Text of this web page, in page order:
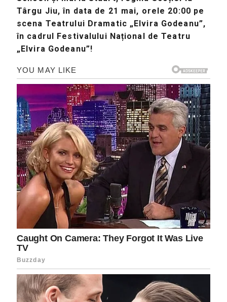
Târgu Jiu, în data de 21 mai, orele 20:00 pe
scena Teatrului Dramatic „Elvira Godeanu”,
în cadrul Festivalului Național de Teatru
„Elvira Godeanu”!